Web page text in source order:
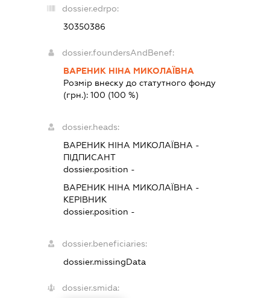
dossier.edrpo:
30350386
dossier.foundersAndBenef:
ВАРЕНИК НІНА МИКОЛАЇВНА
Розмір внеску до статутного фонду
(грн.):100 (100 %)
dossier.heads:
ВАРЕНИК НІНА МИКОЛАЇВНА -
ПІДПИСАНТ
dossier.position -
ВАРЕНИК НІНА МИКОЛАЇВНА -
КЕРІВНИК
dossier.position -
dossier.beneficiaries:
dossier.missingData
dossier.smida: